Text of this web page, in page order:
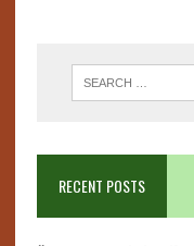
RECENT POSTS